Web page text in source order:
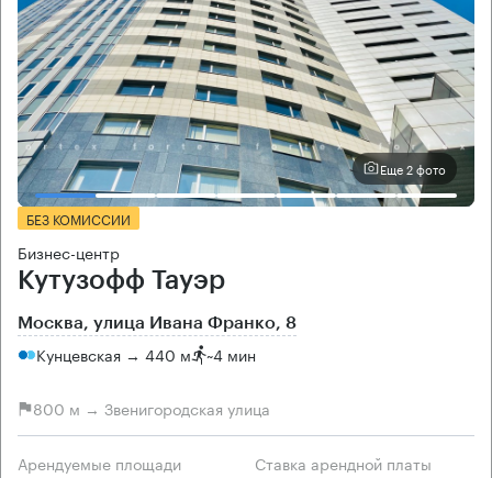
Еще 2 фото
БЕЗ КОМИССИИ
Бизнес-центр
Кутузофф Тауэр
Москва, улица Ивана Франко, 8
Кунцевская → 440 м ~4 мин
800 м → Звенигородская улица
Арендуемые площади Ставка арендной платы